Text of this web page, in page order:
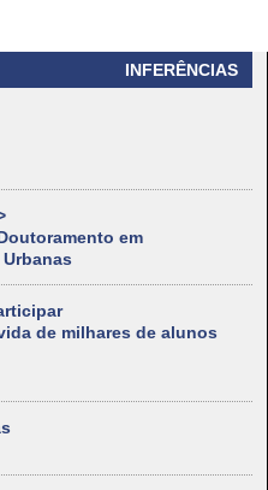
INFERÊNCIAS
em
de milhares de alunos